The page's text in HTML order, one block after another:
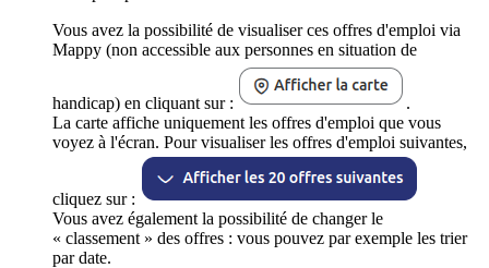
Vous avez la possibilité de visualiser ces offres d'emploi via
Mappy (non accessible aux personnes en situation de
handicap) en cliquant sur :
.
La carte affiche uniquement les offres d'emploi que vous
voyez à l'écran. Pour visualiser les offres d'emploi suivantes,
cliquez sur :
Vous avez également la possibilité de changer le
« classement » des offres : vous pouvez par exemple les trier
par date.